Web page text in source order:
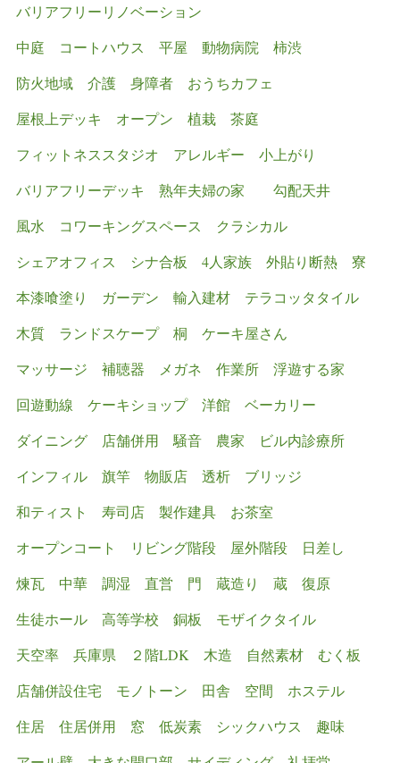
バリアフリーリノベーション
中庭 コートハウス 平屋
動物病院
柿渋
防火地域
介護 身障者
おうちカフェ
屋根上デッキ
オープン 植栽
茶庭
フィットネススタジオ
アレルギー
小上がり
バリアフリーデッキ
熟年夫婦の家
勾配天井
風水
コワーキングスペース
クラシカル
シェアオフィス
シナ合板 4人家族 外貼り断熱
寮
本漆喰塗り
ガーデン 輸入建材
テラコッタタイル
木質
ランドスケープ 桐
ケーキ屋さん
マッサージ
補聴器 メガネ 作業所
浮遊する家
回遊動線
ケーキショップ 洋館
ベーカリー
ダイニング
店舗併用 騒音 農家
ビル内診療所
インフィル
旗竿 物販店 透析
ブリッジ
和ティスト
寿司店 製作建具
お茶室
オープンコート
リビング階段 屋外階段
日差し
煉瓦
中華 調湿 直営 門 蔵造り 蔵
復原
生徒ホール
高等学校 銅板
モザイクタイル
天空率
兵庫県 ２階LDK
木造 自然素材 むく板
店舗併設住宅
モノトーン 田舎 空間
ホステル
住居
住居併用 窓 低炭素 シックハウス
趣味